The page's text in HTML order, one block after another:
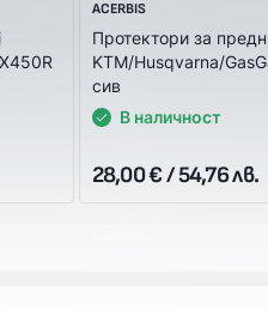
ACERBIS
Протектори за
KTM/Husqvarna/
сив
В наличност
28,00 € / 54,76 лв.